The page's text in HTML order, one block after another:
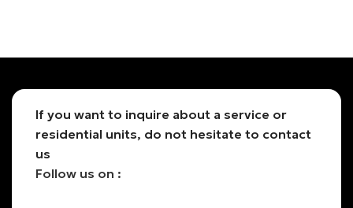
If you want to inquire about a service or
residential units, do not hesitate to contact
us
Follow us on :